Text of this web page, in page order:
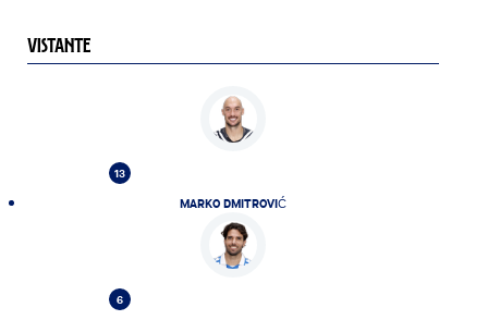
VISTANTE
13
MARKO DMITROVIĆ
6